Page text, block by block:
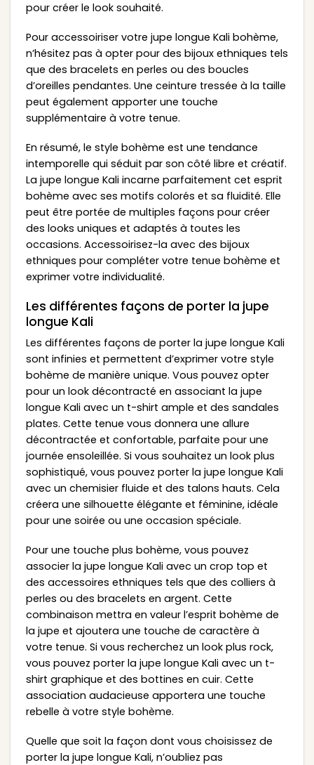
pour créer le look souhaité.
Pour accessoiriser votre jupe longue Kali bohème,
n’hésitez pas à opter pour des bijoux ethniques tels
que des bracelets en perles ou des boucles
d’oreilles pendantes. Une ceinture tressée à la taille
peut également apporter une touche
supplémentaire à votre tenue.
En résumé, le style bohème est une tendance
intemporelle qui séduit par son côté libre et créatif.
La jupe longue Kali incarne parfaitement cet esprit
bohème avec ses motifs colorés et sa fluidité. Elle
peut être portée de multiples façons pour créer
des looks uniques et adaptés à toutes les
occasions. Accessoirisez-la avec des bijoux
ethniques pour compléter votre tenue bohème et
exprimer votre individualité.
Les différentes façons de porter la jupe
longue Kali
Les différentes façons de porter la jupe longue Kali
sont infinies et permettent d’exprimer votre style
bohème de manière unique. Vous pouvez opter
pour un look décontracté en associant la jupe
longue Kali avec un t-shirt ample et des sandales
plates. Cette tenue vous donnera une allure
décontractée et confortable, parfaite pour une
journée ensoleillée. Si vous souhaitez un look plus
sophistiqué, vous pouvez porter la jupe longue Kali
avec un chemisier fluide et des talons hauts. Cela
créera une silhouette élégante et féminine, idéale
pour une soirée ou une occasion spéciale.
Pour une touche plus bohème, vous pouvez
associer la jupe longue Kali avec un crop top et
des accessoires ethniques tels que des colliers à
perles ou des bracelets en argent. Cette
combinaison mettra en valeur l’esprit bohème de
la jupe et ajoutera une touche de caractère à
votre tenue. Si vous recherchez un look plus rock,
vous pouvez porter la jupe longue Kali avec un t-
shirt graphique et des bottines en cuir. Cette
association audacieuse apportera une touche
rebelle à votre style bohème.
Quelle que soit la façon dont vous choisissez de
porter la jupe longue Kali, n’oubliez pas